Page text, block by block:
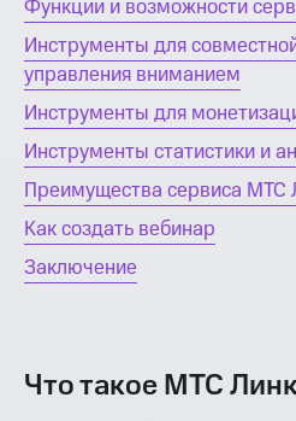
Функции и возможности
Инструменты для
управления вниманием
Инструменты для
Инструменты статистики и
Преимущества сервиса МТС
Как создать вебинар
Заключение
Что такое МТС